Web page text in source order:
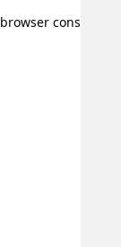
browser console